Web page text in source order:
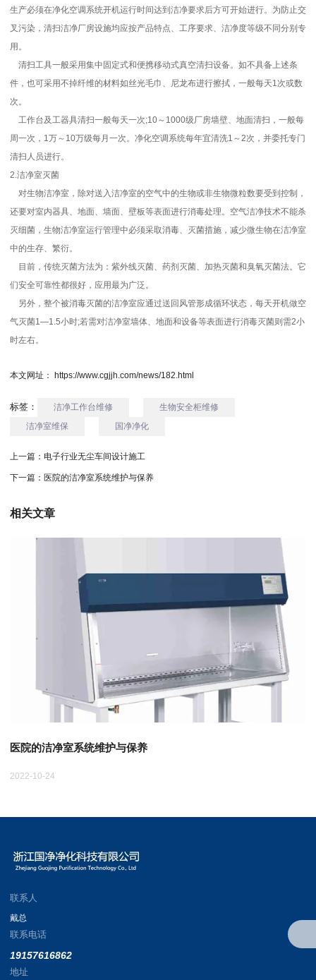
生产必须在净化空调系统开机运行时间达到洁净要求后方可开始进行。为防止交
叉污染，清扫洁净厂房设施均应按产品特点、工序要求、洁净度等级不同分别专
用。
清扫工具一般采用集中固定式和便携移动式真空清扫设备。如不具备上述条
件，也可采用不掉纤维的材料如丝光毛巾、尼龙布进行擦拭，一般每天1次或数
次。
工作台及工器具清扫一般每天一次;10～1000级厂房墙壁、地面清扫，一般每
周一次，1万～10万级每月一次。净化空调系统每年宜清洗1～2次，并委托专门
清扫人员进行。
2.洁净室灭菌
对生物洁净室，除对送入洁净室的空气中的生物或非生物微粒数要受到控制，
还要对室内器具、地面、墙面、壁板等表面进行消毒处理。空气洁净技术不能杀
灭细菌，生物洁净室运行管理中必须采取消毒、灭菌措施，减少微生物在洁净室
中的生存、繁衍。
目前，传统灭菌方法为：紫外线灭菌、药剂灭菌、加热灭菌和臭氧灭菌法。它
们安全可靠性都很好，应用最为广泛。
另外，整个被消毒灭菌的洁净室应通过送回风管形成循环状态，每天开机做空
气灭菌1—1.5小时;若需对洁净室墙体、地面和设备等表面进行消毒灭菌则需2小
时左右。
本文网址： https://www.cgjjh.com/news/182.html
标签： 洁净工作台维修
生物安全柜维修
洁净室维保
国净净化
上一篇： 电子行业无尘车间设计施工
下一篇： 医院的洁净室系统维护与保养
相关文章
医院的洁净室系统维护与保养
2022-10-24
联系人
戴总
联系电话
19157616862
地址